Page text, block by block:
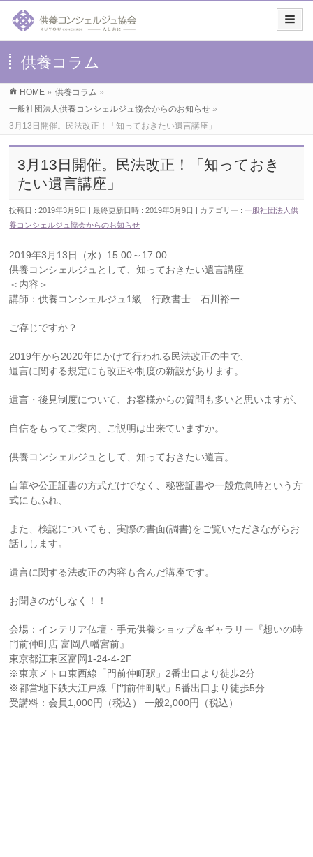
供養コラム
HOME » 供養コラム »
一般社団法人供養コンシェルジュ協会からのお知らせ »
3月13日開催。民法改正！「知っておきたい遺言講座」
3月13日開催。民法改正！「知っておき
たい遺言講座」
投稿日 : 2019年3月9日 最終更新日時 : 2019年3月9日 カテゴリー :一般社団法人供
養コンシェルジュ協会からのお知らせ
2019年3月13日（水）15:00～17:00
供養コンシェルジュとして、知っておきたい遺言講座
＜内容＞
講師：供養コンシェルジュ1級 行政書士 石川裕一
ご存じですか？
2019年から2020年にかけて行われる民法改正の中で、
遺言に関する規定にも改正や制度の新設があります。
遺言・後見制度について、お客様からの質問も多いと思いますが、
自信をもってご案内、ご説明は出来ていますか。
供養コンシェルジュとして、知っておきたい遺言。
自筆や公正証書の方式だけでなく、秘密証書や一般危急時という方
式にもふれ、
また、検認についても、実際の書面(調書)をご覧いただきながらお
話しします。
遺言に関する法改正の内容も含んだ講座です。
お聞きのがしなく！！
会場：インテリア仏壇・手元供養ショップ＆ギャラリー『想いの時
門前仲町店 富岡八幡宮前』
東京都江東区富岡1-24-4-2F
※東京メトロ東西線「門前仲町駅」2番出口より徒歩2分
※都営地下鉄大江戸線「門前仲町駅」5番出口より徒歩5分
受講料：会員1,000円（税込） 一般2,000円（税込）